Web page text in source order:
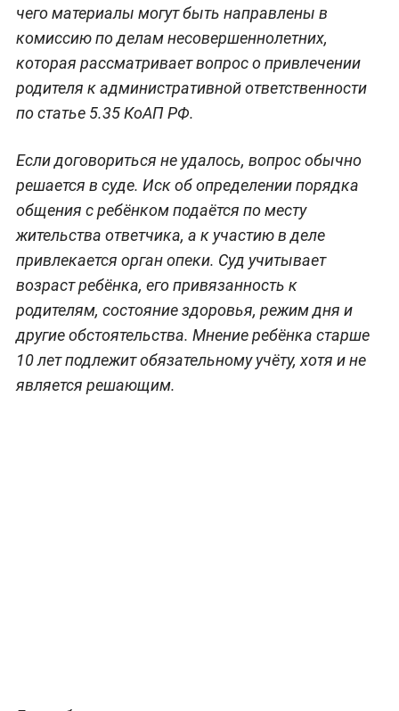
чего материалы могут быть направлены в
комиссию по делам несовершеннолетних,
которая рассматривает вопрос о привлечении
родителя к административной ответственности
по статье 5.35 КоАП РФ.
Если договориться не удалось, вопрос обычно
решается в суде. Иск об определении порядка
общения с ребёнком подаётся по месту
жительства ответчика, а к участию в деле
привлекается орган опеки. Суд учитывает
возраст ребёнка, его привязанность к
родителям, состояние здоровья, режим дня и
другие обстоятельства. Мнение ребёнка старше
10 лет подлежит обязательному учёту, хотя и не
является решающим.